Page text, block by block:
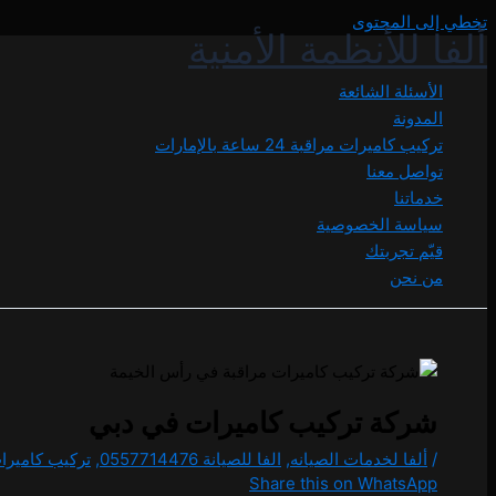
تخطي إلى المحتوى
ألفا للأنظمة الأمنية
الأسئلة الشائعة
المدونة
تركيب كاميرات مراقبة 24 ساعة بالإمارات
تواصل معنا
خدماتنا
سياسة الخصوصية
قيّم تجربتك
من نحن
/ ألفا لخدمات الصيانه, الفا للصيانة 0557714476 , تركيب
Share this on WhatsApp